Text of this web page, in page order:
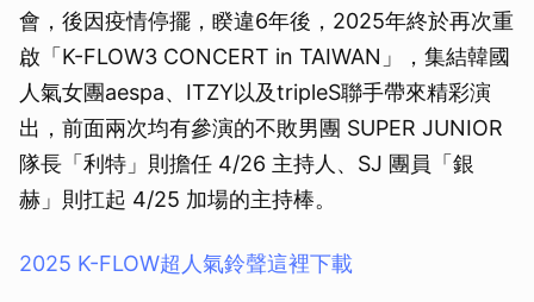
會，後因疫情停擺，睽違6年後，2025年終於再次重
啟「K-FLOW3 CONCERT in TAIWAN」，集結韓國
人氣女團aespa、ITZY以及tripleS聯手帶來精彩演
出，前面兩次均有參演的不敗男團 SUPER JUNIOR
隊長「利特」則擔任 4/26 主持人、SJ 團員「銀
赫」則扛起 4/25 加場的主持棒。
2025 K-FLOW超人氣鈴聲這裡下載